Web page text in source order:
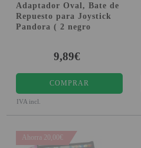
Adaptador Oval, Bate de
Repuesto para Joystick
Pandora ( 2 negro
9,89€
COMPRAR
IVA incl.
Ahorra 20,00€